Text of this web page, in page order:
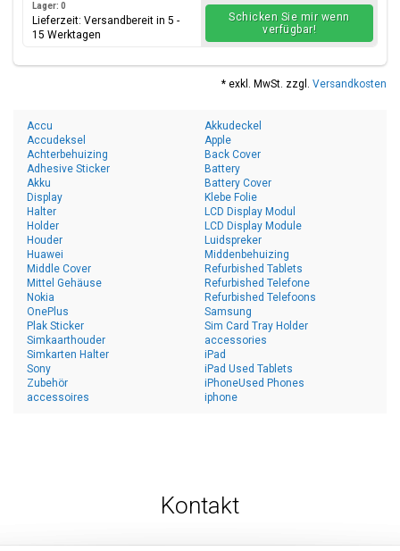
Lager: 0
Lieferzeit: Versandbereit in 5 -
15 Werktagen
Schicken Sie mir wenn
verfügbar!
* exkl. MwSt. zzgl. Versandkosten
Accu
Accudeksel
Achterbehuizing
Adhesive Sticker
Akku
Akkudeckel
Apple
Back Cover
Battery
Battery Cover
Display
Halter
Holder
Houder
Huawei
Klebe Folie
LCD Display Modul
LCD Display Module
Luidspreker
Middenbehuizing
Middle Cover
Mittel Gehäuse
Nokia
OnePlus
Plak Sticker
Refurbished Tablets
Refurbished Telefone
Refurbished Telefoons
Samsung
Sim Card Tray Holder
Simkaarthouder
Simkarten Halter
Sony
Zubehör
accessoires
accessories
iPad
iPad Used Tablets
iPhoneUsed Phones
iphone
Kontakt